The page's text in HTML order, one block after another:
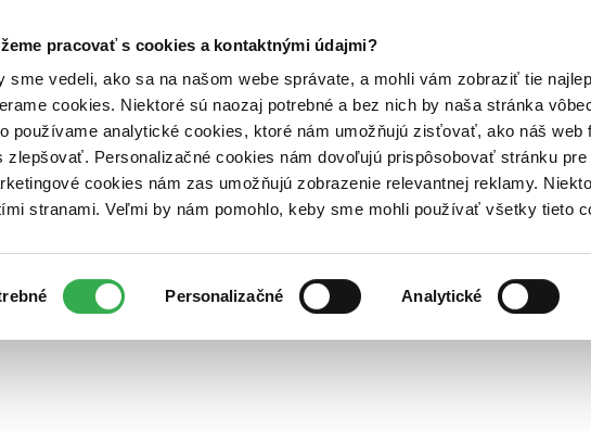
pracovať s cookies a kontaktnými údajmi?
sme vedeli, ako sa na našom webe správate, a mohli vám zobraziť tie
cookies. Niektoré sú naozaj potrebné a bez nich by naša stránka
používame analytické cookies, ktoré nám umožňujú zisťovať, ako náš web
zlepšovať. Personalizačné cookies nám dovoľujú prispôsobovať stránku
cookies nám zas umožňujú zobrazenie relevantnej reklamy.
stranami. Veľmi by nám pomohlo, keby sme mohli používať všetky tieto
Personalizačné Analytické
Kontakt